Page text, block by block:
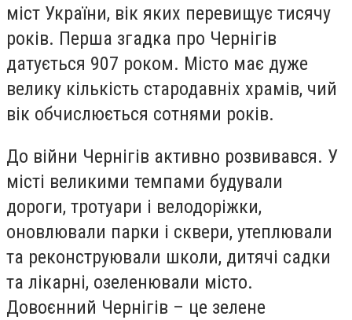
міст України, вік яких перевищує тисячу
років. Перша згадка про Чернігів
датується 907 роком. Місто має дуже
велику кількість стародавніх храмів, чий
вік обчислюється сотнями років.
До війни Чернігів активно розвивався. У
місті великими темпами будували
дороги, тротуари і велодоріжки,
оновлювали парки і сквери, утеплювали
та реконструювали школи, дитячі садки
та лікарні, озеленювали місто.
Довоєнний Чернігів – це зелене